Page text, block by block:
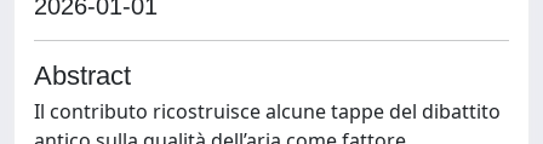
2026-01-01
Abstract
Il contributo ricostruisce alcune tappe del dibattito